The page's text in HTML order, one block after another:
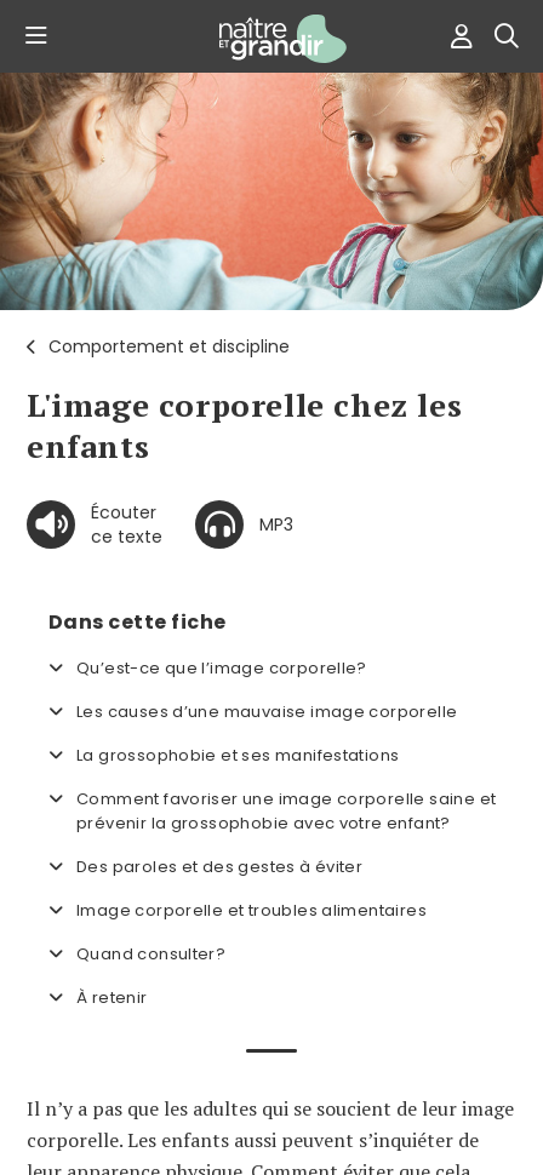
Comportement et discipline
L'image corporelle chez les
enfants
Écouter
ce texte
MP3
Dans cette fiche
Qu’est-ce que l’image corporelle?
Les causes d’une mauvaise image corporelle
La grossophobie et ses manifestations
Comment favoriser une image corporelle saine et
prévenir la grossophobie avec votre enfant?
Des paroles et des gestes à éviter
Image corporelle et troubles alimentaires
Quand consulter?
À retenir
Il n’y a pas que les adultes qui se soucient de leur image
corporelle. Les enfants aussi peuvent s’inquiéter de